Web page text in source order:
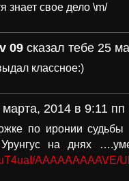
знает свое дело \m/
09 сказал тебе 25
классное:)
марта, 2014 в 9:11 пп
по иронии
Урунгус на днях
AAAAAAAAAVE/